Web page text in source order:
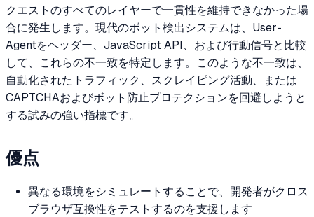
クエストのすべてのレイヤーで一貫性を維持できなかった場
合に発生します。現代のボット検出システムは、User-
Agentをヘッダー、JavaScript API、および行動信号と比較
して、これらの不一致を特定します。このような不一致は、
自動化されたトラフィック、スクレイピング活動、または
CAPTCHAおよびボット防止プロテクションを回避しようと
する試みの強い指標です。
優点
異なる環境をシミュレートすることで、開発者がクロス
ブラウザ互換性をテストするのを支援します